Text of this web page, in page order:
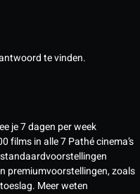
te vinden.
je 7 dagen per week
films in alle 7 Pathé cinema’s
premiumvoorstellingen, zoals
Meer weten